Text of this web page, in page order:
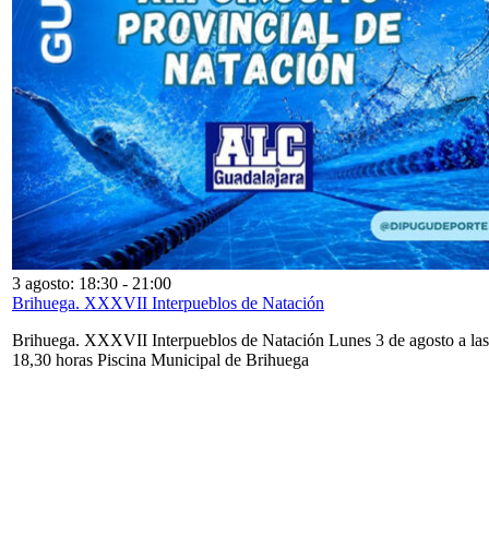
3 agosto: 18:30 - 21:00
Brihuega. XXXVII Interpueblos de Natación
Brihuega. XXXVII Interpueblos de Natación Lunes 3 de agosto a las
18,30 horas Piscina Municipal de Brihuega